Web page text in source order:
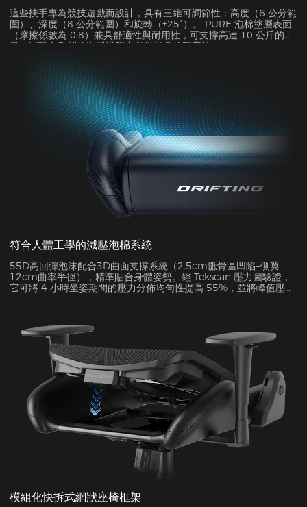
這些扶手專為競技遊戲而設計，具有三維可調節性：高度（6 公分範
圍）、深度（8 公分範圍）和旋轉（±25°）。 PURE 泡棉塗層表面
（摩擦係數為 0.8）兼具舒適性與耐用性，可支撐高達 10 公斤的重
量，同時在激烈的遊戲過程中提供出色的穩定性。
符合人體工學的減壓泡棉系統
55D高回彈泡沫配合3D曲面支撐系統（2.5cm骶骨區凹陷+側翼
12cm曲率半徑），精準貼合身體姿勢。經 Tekscan 壓力圖驗證，
它可將 4 小時坐姿期間的壓力分佈均勻性提高 55%，並將峰值壓力
降低 38%。
模組化快拆式網狀座椅框架